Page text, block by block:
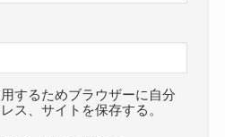
するためブラウザーに自分
ス、サイトを保存する。